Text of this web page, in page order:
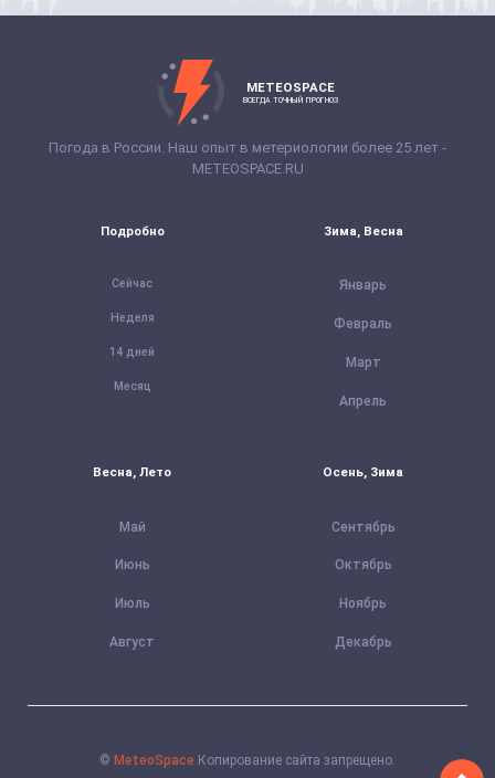
METEOSPACE
ВСЕГДА ТОЧНЫЙ ПРОГНОЗ
Погода в России. Наш опыт в метериологии более 25 лет -
METEOSPACE.RU
Подробно
Сейчас
Неделя
14 дней
Месяц
Зима, Весна
Январь
Февраль
Март
Апрель
Весна, Лето
Май
Июнь
Июль
Август
Осень, Зима
Сентябрь
Октябрь
Ноябрь
Декабрь
© MeteoSpace Копирование сайта запрещено.